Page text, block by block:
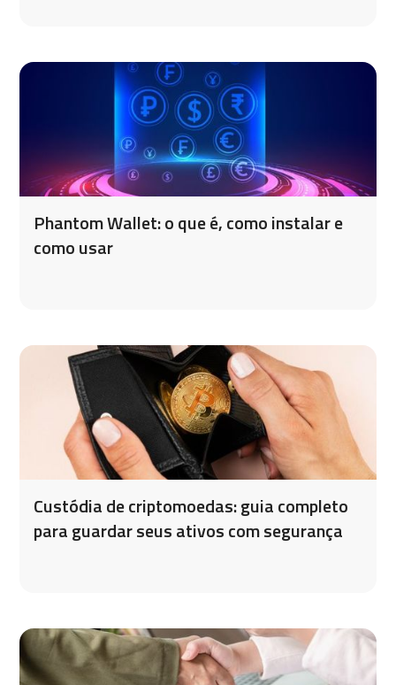
Phantom Wallet: o que é, como instalar e
como usar
Custódia de criptomoedas: guia completo
para guardar seus ativos com segurança